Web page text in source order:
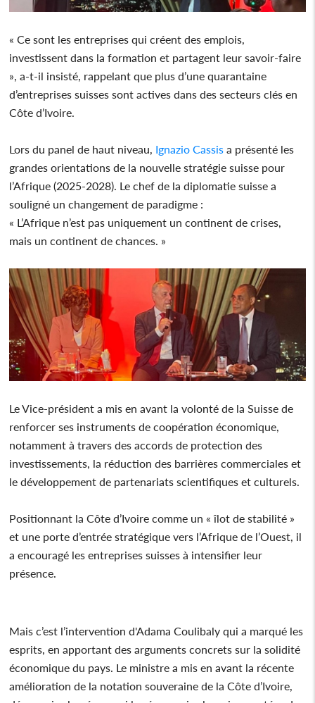
« Ce sont les entreprises qui créent des emplois,
investissent dans la formation et partagent leur savoir-faire
», a-t-il insisté, rappelant que plus d’une quarantaine
d’entreprises suisses sont actives dans des secteurs clés en
Côte d’Ivoire.
Lors du panel de haut niveau, Ignazio Cassis a présenté les
grandes orientations de la nouvelle stratégie suisse pour
l’Afrique (2025-2028). Le chef de la diplomatie suisse a
souligné un changement de paradigme :
« L’Afrique n’est pas uniquement un continent de crises,
mais un continent de chances. »
Le Vice-président a mis en avant la volonté de la Suisse de
renforcer ses instruments de coopération économique,
notamment à travers des accords de protection des
investissements, la réduction des barrières commerciales et
le développement de partenariats scientifiques et culturels.
Positionnant la Côte d’Ivoire comme un « îlot de stabilité »
et une porte d’entrée stratégique vers l’Afrique de l’Ouest, il
a encouragé les entreprises suisses à intensifier leur
présence.
Mais c’est l’intervention d'Adama Coulibaly qui a marqué les
esprits, en apportant des arguments concrets sur la solidité
économique du pays. Le ministre a mis en avant la récente
amélioration de la notation souveraine de la Côte d’Ivoire,